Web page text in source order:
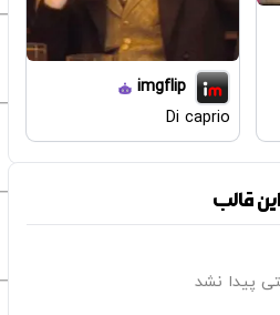
imgflip
Di caprio
قالب
پیدا نشد